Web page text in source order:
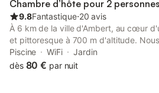
Chambre d’hôte pour 2 personnes
9.8Fantastique⋅20 avis
À 6 km de la ville d'Ambert, au cœur
et pittoresque à 700 m d'altitude.
terrain avec arbres fruitiers. Toutes les
étages élevés et sont accessibles
Piscine WiFi
Jardin
dès 80 € par nuit